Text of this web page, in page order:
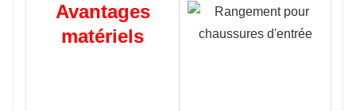
Avantages
matériels